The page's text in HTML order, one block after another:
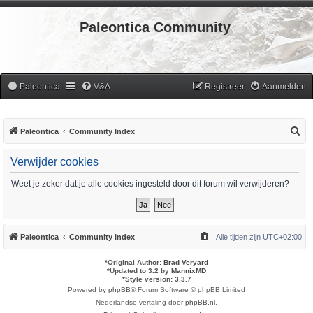
Paleontica Community
Paleontica V&A Aanmelden
Registreer
Paleontica Community Index
Verwijder cookies
Weet je zeker dat je alle cookies ingesteld door dit forum wil verwijderen?
Paleontica Community Index Alle tijden zijn UTC+02:00
*Original Author: Brad Veryard
*Updated to 3.2 by MannixMD
*Style version: 3.3.7
Powered by phpBB® Forum Software © phpBB Limited
Nederlandse vertaling doorphpBB.nl